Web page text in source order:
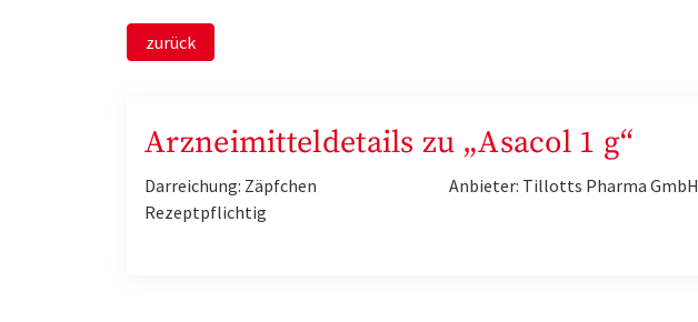
zurück
Arzneimitteldetails zu „Asacol 1 g“
Darreichung: Zäpfchen
Rezeptpflichtig
Anbieter: Tillotts Pharma GmbH